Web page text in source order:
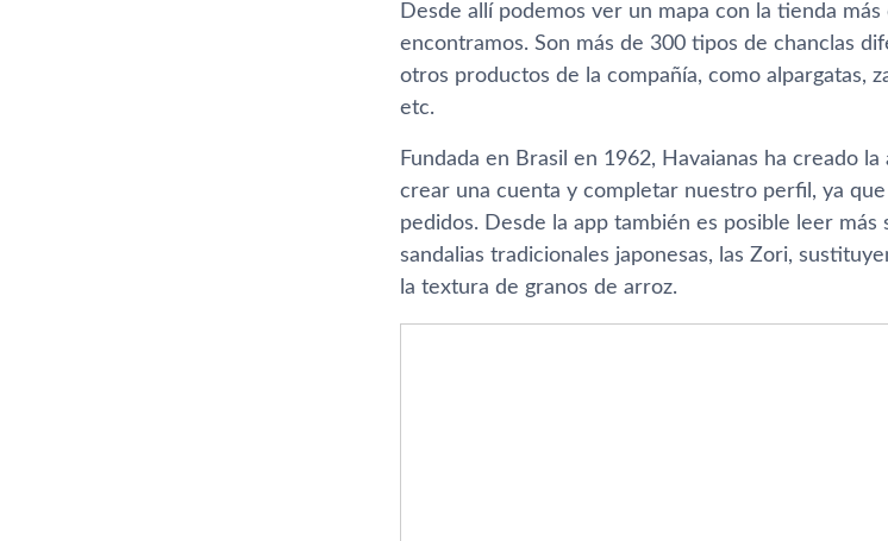
Desde allí­ podemos ver un mapa con la tienda
encontramos. Son más de 300 tipos de chanclas
otros productos de la compañí­a, como alpargatas,
etc.
Fundada en Brasil en 1962, Havaianas ha creado
crear una cuenta y completar nuestro perfil, ya
pedidos. Desde la app también es posible leer
sandalias tradicionales japonesas, las Zori,
la textura de granos de arroz.